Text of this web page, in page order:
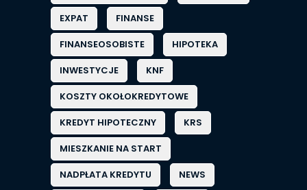
EXPAT
FINANSE
FINANSEOSOBISTE
HIPOTEKA
INWESTYCJE
KNF
KOSZTY OKOŁOKREDYTOWE
KREDYT HIPOTECZNY
KRS
MIESZKANIE NA START
NADPŁATA KREDYTU
NEWS